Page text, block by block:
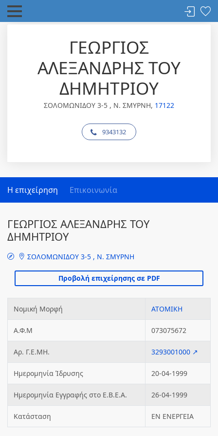
ΓΕΩΡΓΙΟΣ
ΑΛΕΞΑΝΔΡΗΣ ΤΟΥ
ΔΗΜΗΤΡΙΟΥ
ΣΟΛΟΜΩΝΙΔΟΥ 3-5 , Ν. ΣΜΥΡΝΗ, 17122
9343132
Η επιχείρηση Επικοινωνία
ΓΕΩΡΓΙΟΣ ΑΛΕΞΑΝΔΡΗΣ ΤΟΥ
ΔΗΜΗΤΡΙΟΥ
ΣΟΛΟΜΩΝΙΔΟΥ 3-5 , Ν. ΣΜΥΡΝΗ
Νομική Μορφή ΑΤΟΜΙΚΗ
Α.Φ.Μ 073075672
Αρ. Γ.Ε.ΜΗ. 3293001000 ↗
Ημερομηνία Ίδρυσης 20-04-1999
Ημερομηνία Εγγραφής στο Ε.Β.Ε.Α. 26-04-1999
Κατάσταση ΕΝ ΕΝΕΡΓΕΙΑ